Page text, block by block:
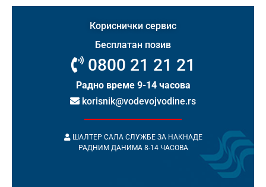
Кориснички сервис
Бесплатан позив
0800 21 21 21
Радно време 9-14 часова
korisnik@vodevojvodine.rs
ШАЛТЕР САЛА СЛУЖБЕ ЗА НАКНАДЕ
РАДНИМ ДАНИМА 8-14 ЧАСОВА